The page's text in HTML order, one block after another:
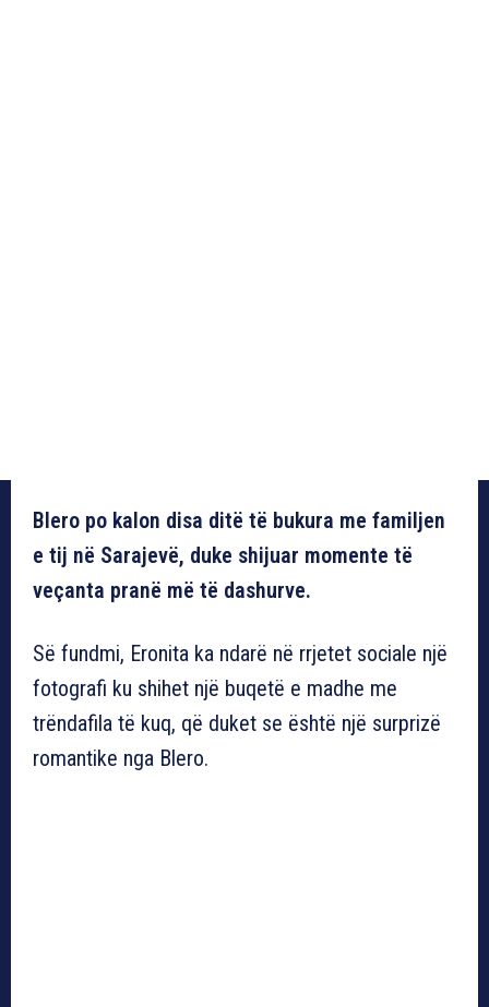
Blero po kalon disa ditë të bukura me familjen
e tij në Sarajevë, duke shijuar momente të
veçanta pranë më të dashurve.
Së fundmi, Eronita ka ndarë në rrjetet sociale një
fotografi ku shihet një buqetë e madhe me
trëndafila të kuq, që duket se është një surprizë
romantike nga Blero.